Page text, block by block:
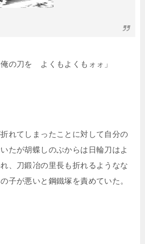
俺の刀を よくもよくもォォ」
れてしまったことに対して自分の
たが胡蝶しのぶからは日輪刀はよ
、刀鍛冶の里長も折れるようなな
子が悪いと鋼鐵塚を責めていた。